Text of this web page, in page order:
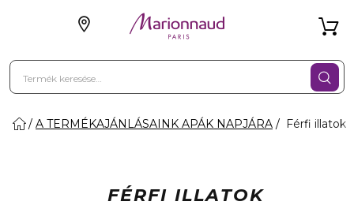
A TERMÉKAJÁNLÁSAINK APÁK NAPJÁRA Férfi illatok
FÉRFI ILLATOK